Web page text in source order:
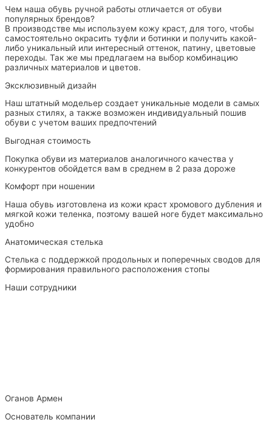
Чем наша обувь ручной работы отличается от обуви
популярных брендов?
В производстве мы используем кожу краст, для того, чтобы
самостоятельно окрасить туфли и ботинки и получить какой-
либо уникальный или интересный оттенок, патину, цветовые
переходы. Так же мы предлагаем на выбор комбинацию
различных материалов и цветов.
Эксклюзивный дизайн
Наш штатный модельер создает уникальные модели в самых
разных стилях, а также возможен индивидуальный пошив
обуви с учетом ваших предпочтений
Выгодная стоимость
Покупка обуви из материалов аналогичного качества у
конкурентов обойдется вам в среднем в 2 раза дороже
Комфорт при ношении
Наша обувь изготовлена из кожи краст хромового дубления и
мягкой кожи теленка, поэтому вашей ноге будет максимально
удобно
Анатомическая стелька
Стелька с поддержкой продольных и поперечных сводов для
формирования правильного расположения стопы
Наши сотрудники
Оганов Армен
Основатель компании